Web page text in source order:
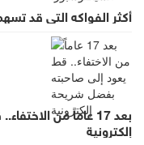
أكثر الفواكه التي قد
بعد 17 عاماً من
إلكترونية